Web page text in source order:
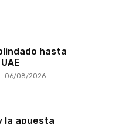
hasta
- 06/08/2026
la apuesta